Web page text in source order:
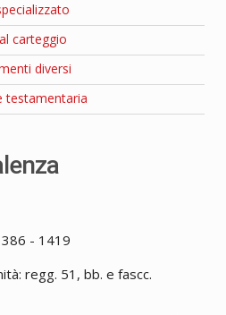
carteggio
diversi
testamentaria
- 1419
regg. 51, bb. e fascc.